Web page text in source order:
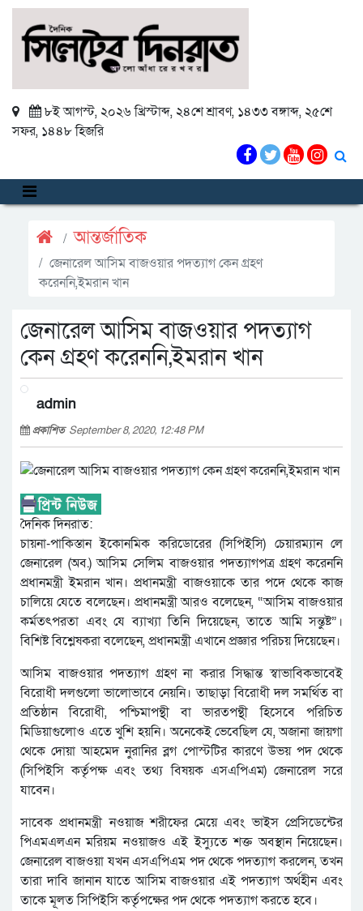
৮ই আগস্ট, ২০২৬ খ্রিস্টাব্দ, ২৪শে শ্রাবণ, ১৪৩৩ বঙ্গাব্দ, ২৫শে
সফর, ১৪৪৮ হিজরি
আন্তর্জাতিক
জেনারেল আসিম বাজওয়ার পদত্যাগ কেন গ্রহণ
করেননি,ইমরান খান
জেনারেল আসিম বাজওয়ার পদত্যাগ
কেন গ্রহণ করেননি,ইমরান খান
admin
প্রকাশিত September 8, 2020, 12:48 PM
দৈনিক দিনরাত:
চায়না-পাকিস্তান ইকোনমিক করিডোরের (সিপিইসি) চেয়ারম্যান লে
জেনারেল (অব.) আসিম সেলিম বাজওয়ার পদত্যাগপত্র গ্রহণ করেননি
প্রধানমন্ত্রী ইমরান খান। প্রধানমন্ত্রী বাজওয়াকে তার পদে থেকে কাজ
চালিয়ে যেতে বলেছেন। প্রধানমন্ত্রী আরও বলেছেন, “আসিম বাজওয়ার
কর্মতৎপরতা এবং যে ব্যাখ্যা তিনি দিয়েছেন, তাতে আমি সন্তুষ্ট”।
বিশিষ্ট বিশ্লেষকরা বলেছেন, প্রধানমন্ত্রী এখানে প্রজ্ঞার পরিচয় দিয়েছেন।
আসিম বাজওয়ার পদত্যাগ গ্রহণ না করার সিদ্ধান্ত স্বাভাবিকভাবেই
বিরোধী দলগুলো ভালোভাবে নেয়নি। তাছাড়া বিরোধী দল সমর্থিত বা
প্রতিষ্ঠান বিরোধী, পশ্চিমাপন্থী বা ভারতপন্থী হিসেবে পরিচিত
মিডিয়াগুলোও এতে খুশি হয়নি। অনেকেই ভেবেছিল যে, অজানা জায়গা
থেকে দোয়া আহমেদ নুরানির ব্লগ পোস্টটির কারণে উভয় পদ থেকে
(সিপিইসি কর্তৃপক্ষ এবং তথ্য বিষয়ক এসএপিএম) জেনারেল সরে
যাবেন।
সাবেক প্রধানমন্ত্রী নওয়াজ শরীফের মেয়ে এবং ভাইস প্রেসিডেন্টের
পিএমএলএন মরিয়ম নওয়াজও এই ইস্যুতে শক্ত অবস্থান নিয়েছেন।
জেনারেল বাজওয়া যখন এসএপিএম পদ থেকে পদত্যাগ করলেন, তখন
তারা দাবি জানান যাতে আসিম বাজওয়ার এই পদত্যাগ অর্থহীন এবং
তাকে মূলত সিপিইসি কর্তৃপক্ষের পদ থেকে পদত্যাগ করতে হবে।